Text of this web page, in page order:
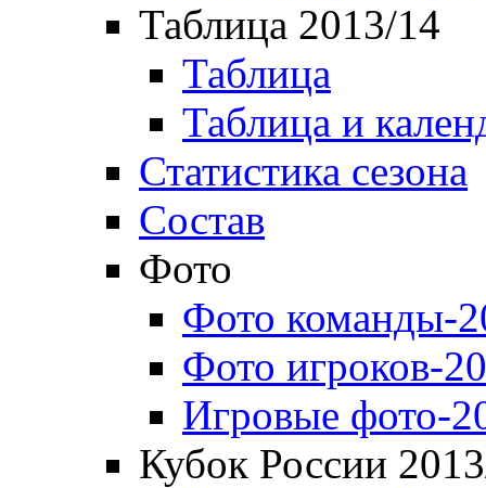
Таблица 2013/14
Таблица
Таблица и
Статистика сезона
Состав
Фото
Фото команды-
Фото игроков-
Игровые фото-
Кубок России